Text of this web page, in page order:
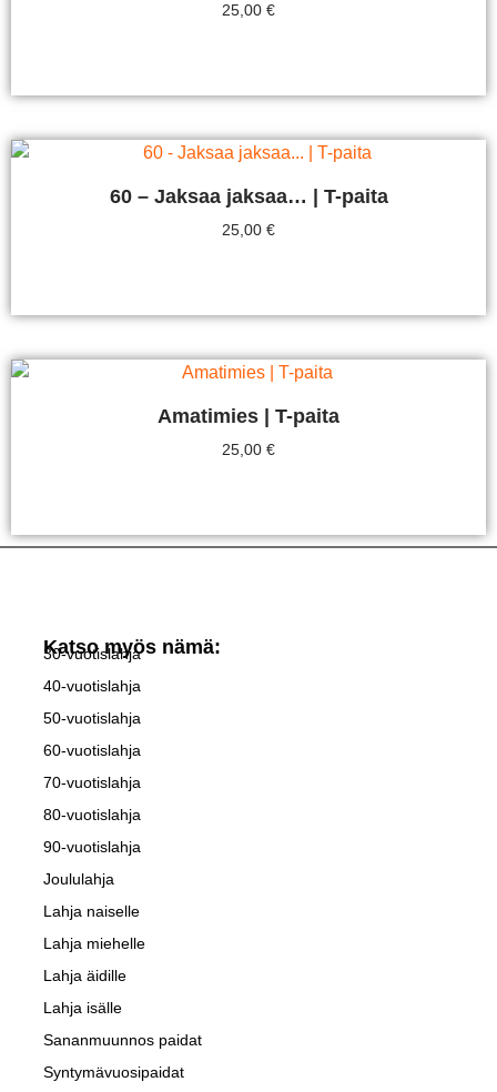
25,00 €
60 – Jaksaa jaksaa… | T-paita
25,00 €
Amatimies | T-paita
25,00 €
Katso myös nämä:
30-vuotislahja
40-vuotislahja
50-vuotislahja
60-vuotislahja
70-vuotislahja
80-vuotislahja
90-vuotislahja
Joululahja
Lahja naiselle
Lahja miehelle
Lahja äidille
Lahja isälle
Sananmuunnos paidat
Syntymävuosipaidat